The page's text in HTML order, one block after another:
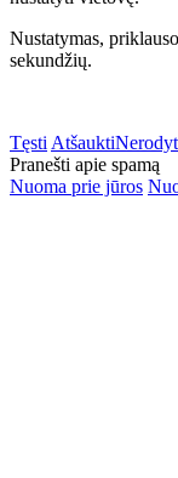
Nustatymas,
sekundžių.
Tęsti Atšaukti
Pranešti apie spamą
Nuoma prie jūros